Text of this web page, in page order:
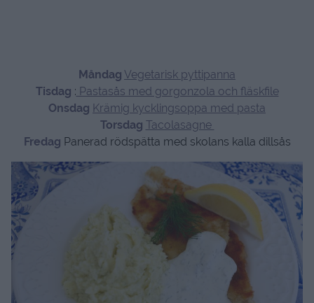
Måndag Vegetarisk pyttipanna
Tisdag : Pastasås med gorgonzola och fläskfile
Onsdag Krämig kycklingsoppa med pasta
Torsdag Tacolasagne
Fredag Panerad rödspätta med skolans kalla dillsås